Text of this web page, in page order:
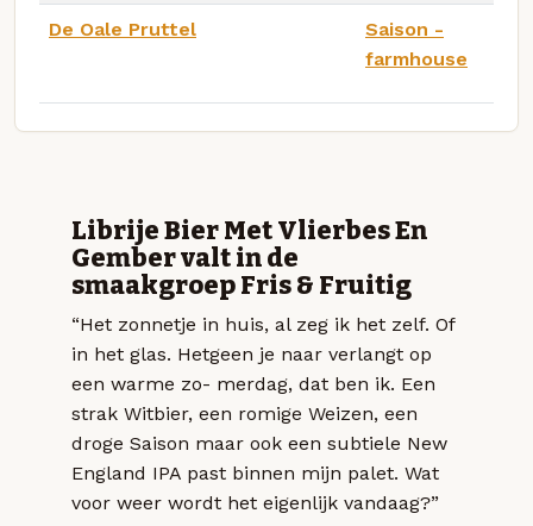
De Oale Pruttel
Saison -
farmhouse
Librije Bier Met Vlierbes En
Gember valt in de
smaakgroep Fris & Fruitig
“Het zonnetje in huis, al zeg ik het zelf. Of
in het glas. Hetgeen je naar verlangt op
een warme zo- merdag, dat ben ik. Een
strak Witbier, een romige Weizen, een
droge Saison maar ook een subtiele New
England IPA past binnen mijn palet. Wat
voor weer wordt het eigenlijk vandaag?”